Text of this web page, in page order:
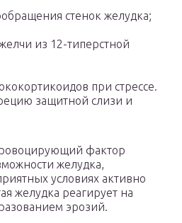
стенок желудка;
из 12-типерстной
при стрессе.
защитной слизи и
фактор
желудка,
условиях активно
желудка реагирует на
эрозий.